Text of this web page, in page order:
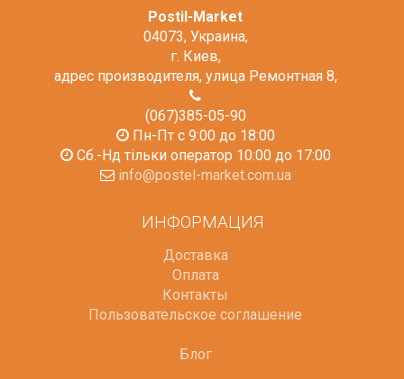
Postil-Market
04073, Украина,
г. Киев,
адрес производителя, улица Ремонтная 8,
(067)385-05-90
Пн-Пт с 9:00 до 18:00
Сб.-Нд тільки оператор 10:00 до 17:00
info@postel-market.com.ua
ИНФОРМАЦИЯ
Доставка
Оплата
Контакты
Пользовательское соглашение
Блог